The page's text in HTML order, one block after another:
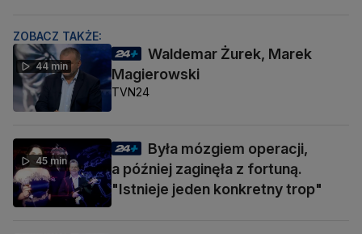
ZOBACZ TAKŻE:
44 min
Waldemar Żurek, Marek
Magierowski
TVN24
45 min
Była mózgiem operacji,
a później zaginęła z fortuną.
"Istnieje jeden konkretny trop"